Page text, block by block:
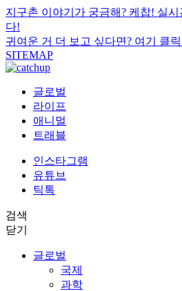
지구촌 이야기가 궁금해? 케찹! 실
다!
귀여운 거 더 보고 싶다면? 여기 클
SITEMAP
글로벌
라이프
애니멀
트래블
인스타그램
유튜브
틱톡
검색
닫기
글로벌
국제
과학